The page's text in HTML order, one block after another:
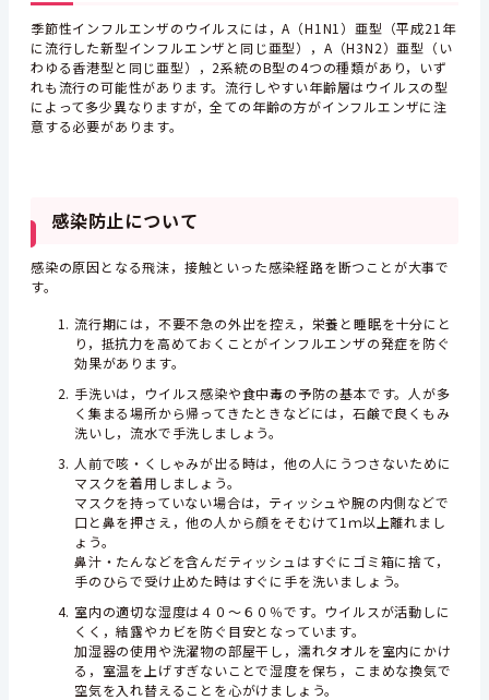
季節性インフルエンザのウイルスには，A（H1N1）亜型（平成21年
に流行した新型インフルエンザと同じ亜型），A（H3N2）亜型（い
わゆる香港型と同じ亜型），2系統のB型の4つの種類があり，いず
れも流行の可能性があります。流行しやすい年齢層はウイルスの型
によって多少異なりますが，全ての年齢の方がインフルエンザに注
意する必要があります。
感染防止について
感染の原因となる飛沫，接触といった感染経路を断つことが大事で
す。
流行期には，不要不急の外出を控え，栄養と睡眠を十分にと
り，抵抗力を高めておくことがインフルエンザの発症を防ぐ
効果があります。
手洗いは，ウイルス感染や食中毒の予防の基本です。人が多
く集まる場所から帰ってきたときなどには，石鹸で良くもみ
洗いし，流水で手洗しましょう。
人前で咳・くしゃみが出る時は，他の人にうつさないために
マスクを着用しましょう。
マスクを持っていない場合は，ティッシュや腕の内側などで
口と鼻を押さえ，他の人から顔をそむけて1ｍ以上離れまし
ょう。
鼻汁・たんなどを含んだティッシュはすぐにゴミ箱に捨て，
手のひらで受け止めた時はすぐに手を洗いましょう。
室内の適切な湿度は４０～６０％です。ウイルスが活動しに
くく，結露やカビを防ぐ目安となっています。
加湿器の使用や洗濯物の部屋干し，濡れタオルを室内にかけ
る，室温を上げすぎないことで湿度を保ち，こまめな換気で
空気を入れ替えることを心がけましょう。